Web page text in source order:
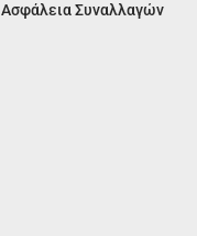
Ασφάλεια Συναλλαγών